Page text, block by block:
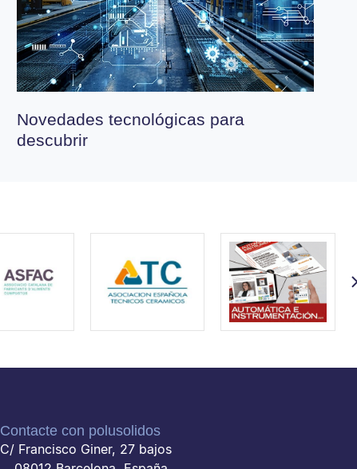
Novedades tecnológicas para
descubrir
Contacte con polusolidos
C/ Francisco Giner, 27 bajos